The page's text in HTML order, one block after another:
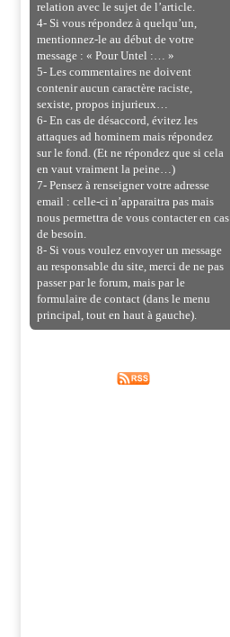
relation avec le sujet de l’article.
4- Si vous répondez à quelqu’un,
mentionnez-le au début de votre
message : « Pour Untel :… »
5- Les commentaires ne doivent
contenir aucun caractère raciste,
sexiste, propos injurieux…
6- En cas de désaccord, évitez les
attaques ad hominem mais répondez
sur le fond. (Et ne répondez que si cela
en vaut vraiment la peine…)
7- Pensez à renseigner votre adresse
email : celle-ci n’apparaitra pas mais
nous permettra de vous contacter en cas
de besoin.
8- Si vous voulez envoyer un message
au responsable du site, merci de ne pas
passer par le forum, mais par le
formulaire de contact (dans le menu
principal, tout en haut à gauche).